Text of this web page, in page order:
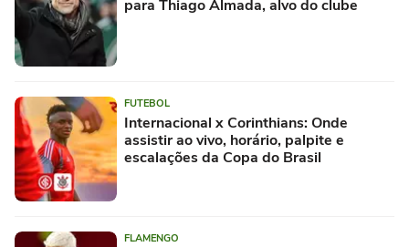
para Thiago Almada, alvo do clube
FUTEBOL
Internacional x Corinthians: Onde
assistir ao vivo, horário, palpite e
escalações da Copa do Brasil
FLAMENGO